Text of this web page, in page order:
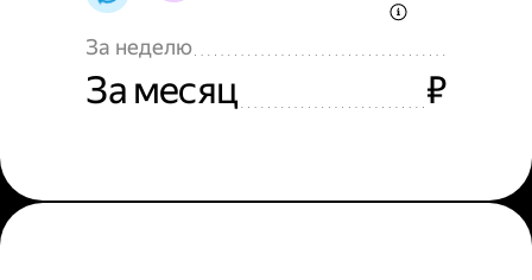
За неделю
За месяц ₽